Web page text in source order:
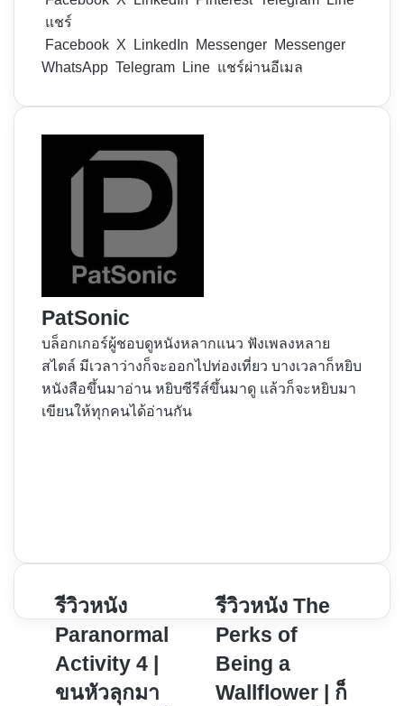
แชร์
Facebook X LinkedIn Messenger Messenger
WhatsApp Telegram Line แชร์ผ่านอีเมล
PatSonic
บล็อกเกอร์ผู้ชอบดูหนังหลากแนว ฟังเพลงหลาย
สไตล์ มีเวลาว่างก็จะออกไปท่องเที่ยว บางเวลาก็หยิบ
หนังสือขึ้นมาอ่าน หยิบซีรีส์ขึ้นมาดู แล้วก็จะหยิบมา
เขียนให้ทุกคนได้อ่านกัน
รีวิว
หนัง
Paranormal
Activity
4
รีวิวหนัง
Paranormal
Activity 4 |
ขนหัวลุกมา
รีวิว
หนัง
The
Perks
of
รีวิวหนัง The
Perks of
Being a
Wallflower | ก็